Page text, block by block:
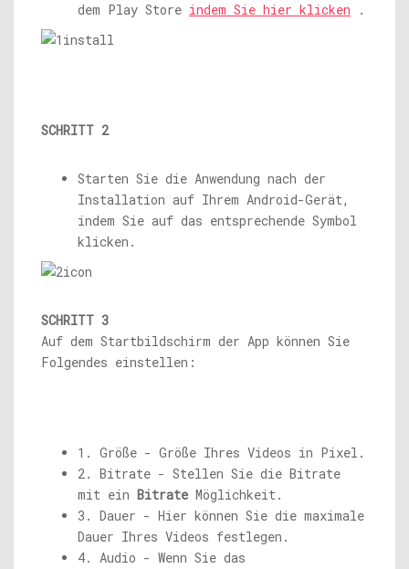
dem Play Store indem Sie hier klicken .
SCHRITT 2
Starten Sie die Anwendung nach der
Installation auf Ihrem Android-Gerät,
indem Sie auf das entsprechende Symbol
klicken.
SCHRITT 3
Auf dem Startbildschirm der App können Sie
Folgendes einstellen:
1. Größe - Größe Ihres Videos in Pixel.
2. Bitrate - Stellen Sie die Bitrate
mit ein Bitrate Möglichkeit.
3. Dauer - Hier können Sie die maximale
Dauer Ihres Videos festlegen.
4. Audio - Wenn Sie das